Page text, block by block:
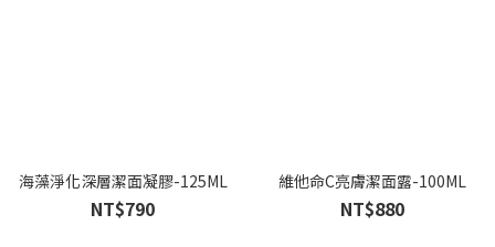
海藻淨化深層潔面凝膠-125ML
NT$790
維他命C亮膚潔面露-100ML
NT$880